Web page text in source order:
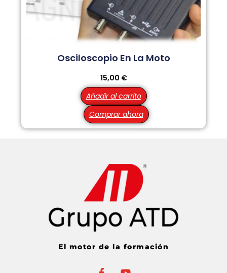
Osciloscopio En La Moto
15,00 €
Añadir al carrito
Comprar ahora
El motor de la formación